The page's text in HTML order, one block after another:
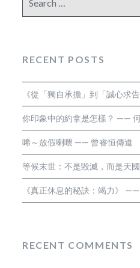
for:
RECENT POSTS
《從「獨自承擔」到「誠心求
你印象中的約拿是怎樣？ ——
唏～放假喇喂 —— 曾睿恒傳道
等候末世：不是毀滅，而是天
《真正休息的秘訣：竭力》
RECENT COMMENTS